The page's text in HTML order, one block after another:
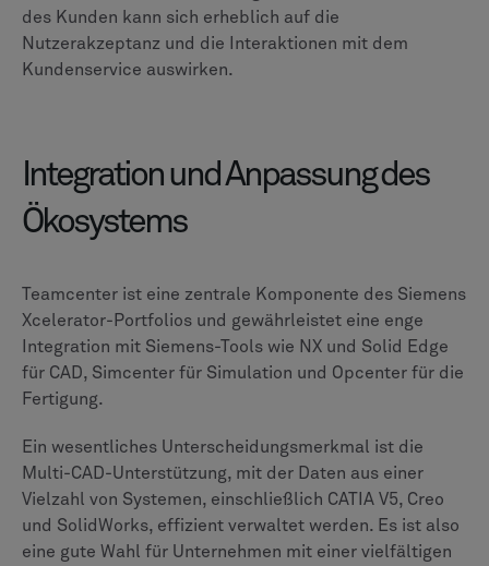
das Cloud-Modell ist jedoch darauf ausgelegt, die
Gesamtbetriebskosten zu senken, indem der interne
IT-Aufwand reduziert wird.
Nutzerbewertungen und
Zufriedenheit
AufG2, Teamcenter hat eine Bewertung von 4,3 von 5
Sternen aus über 700 Bewertungen, während ENOVIA
aus rund 80 Bewertungen eine Bewertung von 4,1
Sternen hat. Teamcenter schneidet bei detaillierten
Funktionsvergleichen für Stücklistenmanagement,
besser ab. AnVertrauen Sie Radius, Teamcenter hat
eine Punktzahl von 8,2 von 10 Punkten, während
ENOVIA bei 6,8 von 10 Punkten liegt.
Zu den gemeinsamen positiven Themen von